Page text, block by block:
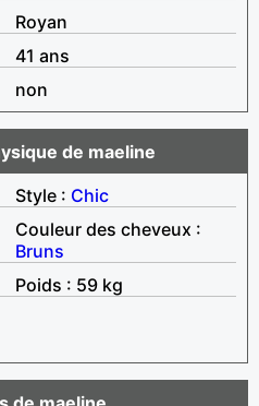
Royan
41 ans
non
de maeline
Style : Chic
Couleur des cheveux :
Bruns
Poids : 59 kg